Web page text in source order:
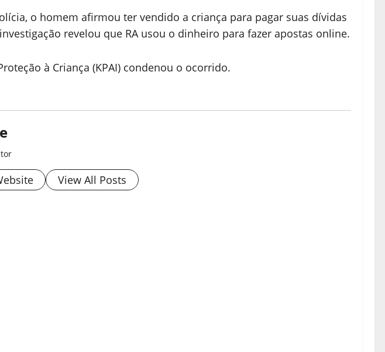
o homem afirmou ter vendido a criança para pagar suas dívidas
revelou que RA usou o dinheiro para fazer apostas online.
à Criança (KPAI) condenou o ocorrido.
View All Posts